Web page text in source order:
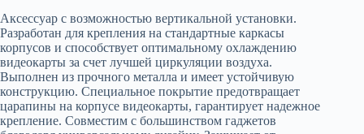
Аксессуар с возможностью вертикальной установки.
Разработан для крепления на стандартные каркасы
корпусов и способствует оптимальному охлаждению
видеокарты за счет лучшей циркуляции воздуха.
Выполнен из прочного металла и имеет устойчивую
конструкцию. Специальное покрытие предотвращает
царапины на корпусе видеокарты, гарантирует надежное
крепление. Совместим с большинством гаджетов